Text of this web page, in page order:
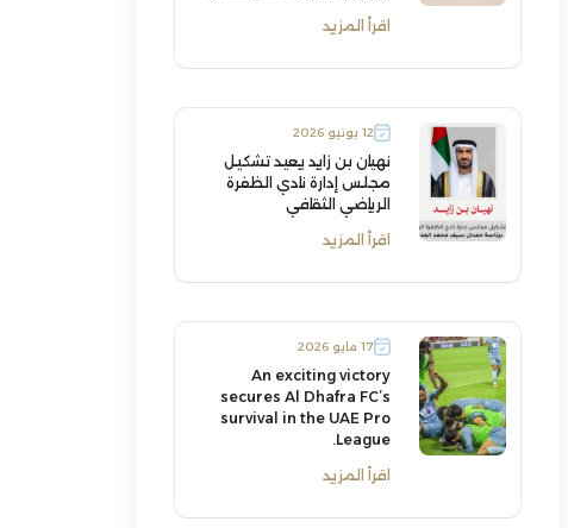
اقرأ المزيد
12 يونيو 2026
نهيان بن زايد يعيد تشكيل
مجلس إدارة نادي الظفرة
الرياضي الثقافي
اقرأ المزيد
17 مايو 2026
An exciting victory
secures Al Dhafra FC’s
survival in the UAE Pro
League.
اقرأ المزيد